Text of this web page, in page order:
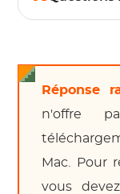
Réponse
n'offre
Mac. Pour
vous